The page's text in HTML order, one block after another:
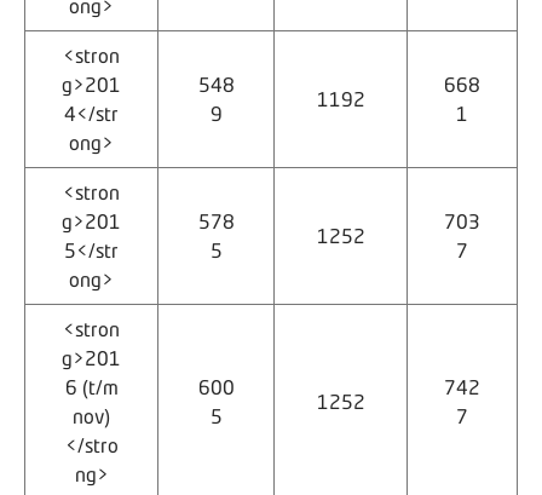
ong>
<stron
g>201
4</str
ong>
548
9
1192
668
1
<stron
g>201
5</str
ong>
578
5
1252
703
7
<stron
g>201
6 (t/m
nov)
</stro
ng>
600
5
1252
742
7